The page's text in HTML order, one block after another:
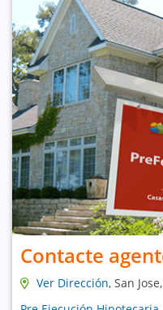
Contacte
Ver Dirección, San